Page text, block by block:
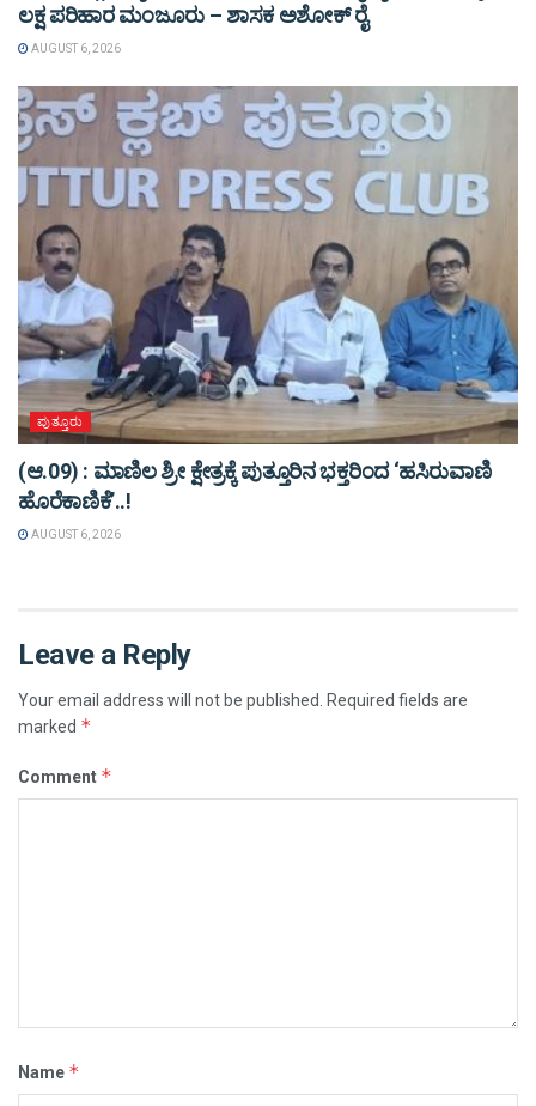
ಲಕ್ಷ ಪರಿಹಾರ ಮಂಜೂರು – ಶಾಸಕ ಅಶೋಕ್ ರೈ
AUGUST 6, 2026
ಪುತ್ತೂರು
(ಆ.09) : ಮಾಣಿಲ ಶ್ರೀ ಕ್ಷೇತ್ರಕ್ಕೆ ಪುತ್ತೂರಿನ ಭಕ್ತರಿಂದ ‘ಹಸಿರುವಾಣಿ
ಹೊರೆಕಾಣಿಕೆ’..!
AUGUST 6, 2026
Leave a Reply
Your email address will not be published. Required fields are
marked *
Comment *
Name *